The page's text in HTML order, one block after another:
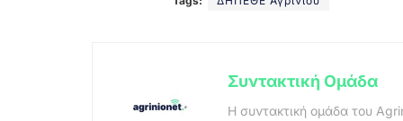
Συντακτική Ομάδα
Η συντακτική ομάδα του